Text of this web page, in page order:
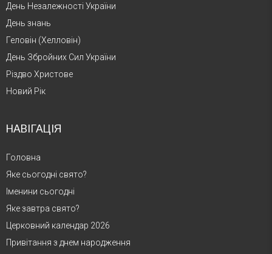
День Незалежності України
День знань
Геловін (Хелловін)
День Збройних Сил України
Різдво Христове
Новий Рік
НАВІГАЦІЯ
Головна
Яке сьогодні свято?
Іменини сьогодні
Яке завтра свято?
Церковний календар 2026
Привітання з днем народження